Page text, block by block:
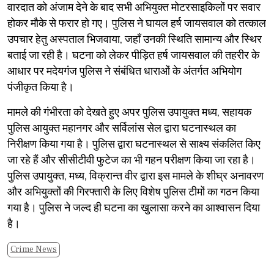
वारदात को अंजाम देने के बाद सभी अभियुक्त मोटरसाइकिलों पर सवार
होकर मौके से फरार हो गए। पुलिस ने घायल हर्ष जायसवाल को तत्काल
उपचार हेतु अस्पताल भिजवाया, जहाँ उनकी स्थिति सामान्य और स्थिर
बताई जा रही है। घटना को लेकर पीड़ित हर्ष जायसवाल की तहरीर के
आधार पर मदेयगंज पुलिस ने संबंधित धाराओं के अंतर्गत अभियोग
पंजीकृत किया है।
​मामले की गंभीरता को देखते हुए अपर पुलिस उपायुक्त मध्य, सहायक
पुलिस आयुक्त महानगर और सर्विलांस सेल द्वारा घटनास्थल का
निरीक्षण किया गया है। पुलिस द्वारा घटनास्थल से साक्ष्य संकलित किए
जा रहे हैं और सीसीटीवी फुटेज का भी गहन परीक्षण किया जा रहा है।
पुलिस उपायुक्त, मध्य, विक्रान्त वीर द्वारा इस मामले के शीघ्र अनावरण
और अभियुक्तों की गिरफ्तारी के लिए विशेष पुलिस टीमों का गठन किया
गया है। पुलिस ने जल्द ही घटना का खुलासा करने का आश्वासन दिया
है।
Crime News